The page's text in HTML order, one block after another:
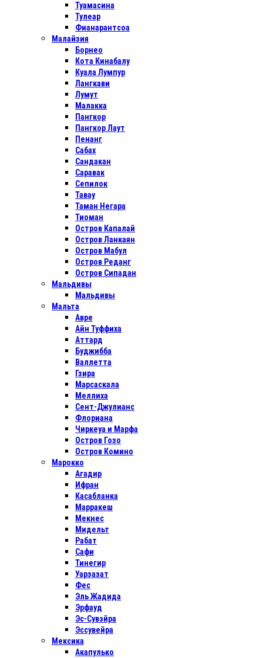
Туамасина
Тулеар
Фианарантсоа
Малайзия
Борнео
Кота Кинабалу
Куала Лумпур
Лангкави
Лумут
Малакка
Пангкор
Пангкор Лаут
Пенанг
Сабах
Сандакан
Саравак
Сепилок
Тавау
Таман Негара
Тиоман
Остров Капалай
Остров Ланкаян
Остров Мабул
Остров Реданг
Остров Сипадан
Мальдивы
Мальдивы
Мальта
Авре
Айн Туффиха
Аттард
Буджибба
Валлетта
Гзира
Марсаскала
Меллиха
Сент-Джулианс
Флориана
Чиркеуа и Марфа
Остров Гозо
Остров Комино
Марокко
Агадир
Ифран
Касабланка
Марракеш
Мекнес
Мидельт
Рабат
Сафи
Тинегир
Уарзазат
Фес
Эль Жадида
Эрфауд
Эс-Сувэйра
Эссувейра
Мексика
Акапулько